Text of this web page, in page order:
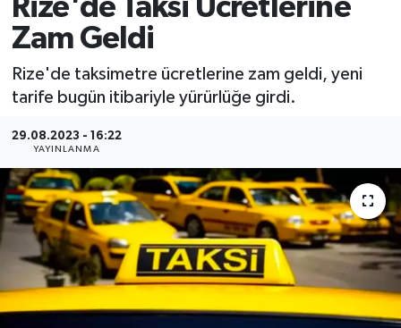
Rize'de Taksi Ücretlerine
Zam Geldi
Rize'de taksimetre ücretlerine zam geldi, yeni
tarife bugün itibariyle yürürlüğe girdi.
29.08.2023 - 16:22
YAYINLANMA
Ekonomi
Teknoloji
Sağlık
Süper Lig Puan Durumu ve Fikstür
Tüm Manşetler
Son Dakika Haberleri
Haber Arşivi